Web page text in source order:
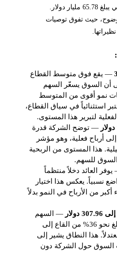
وول ستريت برأسمال سوقي يبلغ 65.78 مليار دولار.
حيث تفوق توصيات
— يقع فوق متوسط القطاع
إلى أن السوق يسعّر السهم
نمو أقوى من المتوسط
استثنائياً في سياق القطاع،
لتبرير هذا المستوى.
— توضح الشركة قدرة
أرباح فعلية، وهو مؤشر
هذا المستوى من الربحية
للسهم.
العائد دخلاً منتظماً
نسبياً. يعكس هذا اختيار
أكبر من الأرباح في النمو بدلاً
— السهم
تحرك خلال نطاق واسع يبلغ نحو 36% من القاع إلى
هذا النطاق يشير إلى
حول الشركة دون